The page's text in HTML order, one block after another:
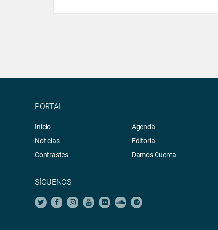
PORTAL
Inicio
Noticias
Contrastes
Agenda
Editorial
Damos Cuenta
SÍGUENOS